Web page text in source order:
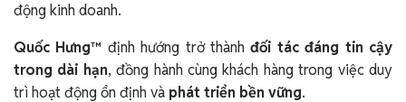
động kinh doanh.
Quốc Hưng™ định hướng trở thànhđối tác đáng tin cậy
trong dài hạn, đồng hành cùng khách hàng trong việc duy
trì hoạt động ổn định và phát triển bền vững.